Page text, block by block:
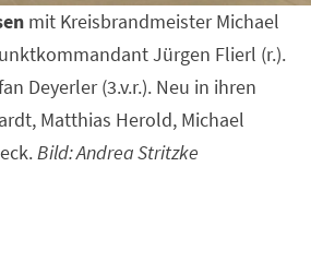
mit Kreisbrandmeister Michael
Jürgen Flierl (r.).
Deyerler (3.v.r.). Neu in ihren
Matthias Herold, Michael
Bild: Andrea Stritzke